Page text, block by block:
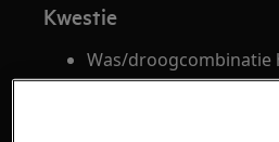
Kwestie
Was/droogcombinatie
geur / lucht.